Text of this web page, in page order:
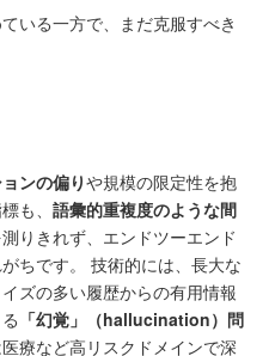
いる一方で、まだ克服すべき
ンの偏りや規模の限定性を抱
も、 語彙的重複度のような間
りきれず、エンドツーエンド
ちです。 技術的には、長大な
ズの多い履歴からの有用情報
「幻覚」（hallucination）問
療など高リスクドメインで深